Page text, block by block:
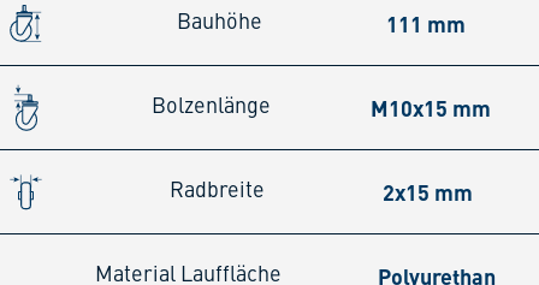
Bauhöhe 111 mm
Bolzenlänge M10x15 mm
Radbreite 2x15 mm
Material Lauffläche Polyurethan